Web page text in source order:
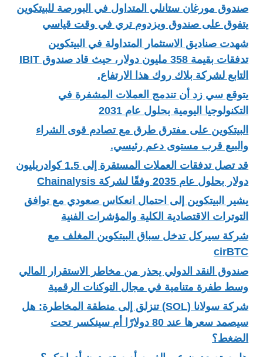
صندوق مورغان ستانلي المتداول في البورصة للبيتكوين
يتفوق على صندوق ويزدوم تري في وقت قياسي
شهدت صناديق الاستثمار المتداولة في البيتكوين
تدفقات بقيمة 358 مليون دولار، حيث قاد صندوق IBIT
التابع لشركة بلاك روك هذا الارتفاع.
يتوقع سي زد أن تندمج العملات المشفرة في
التكنولوجيا اليومية بحلول عام 2031
البيتكوين على مفترق طرق مع تصادم قوى الشراء
والبيع قرب مستوى دعم رئيسي.
قد تصل تدفقات العملات المستقرة إلى 1.5 كوادريليون
دولار بحلول عام 2035 وفقًا لشركة Chainalysis
يشير البيتكوين إلى احتمال انعكاس صعودي مع توافق
التوترات الاقتصادية الكلية والمؤشرات الفنية
شركة سيركل تدخل سباق البيتكوين المغلف مع
cirBTC
صندوق النقد الدولي يحذر من مخاطر الاستقرار المالي
وسط طفرة متنامية في مجال التوكنات الرقمية
شركة سولانا (SOL) تنزلق إلى منطقة المخاطرة: هل
سيصمد سعرها عند 80 دولارًا أم سينكسر تحت
الضغط؟